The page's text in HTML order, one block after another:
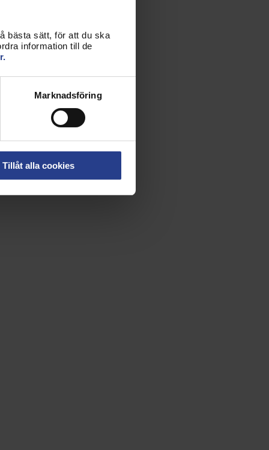
bästa sätt, för att du ska
information till de
Marknadsföring
Tillåt alla cookies